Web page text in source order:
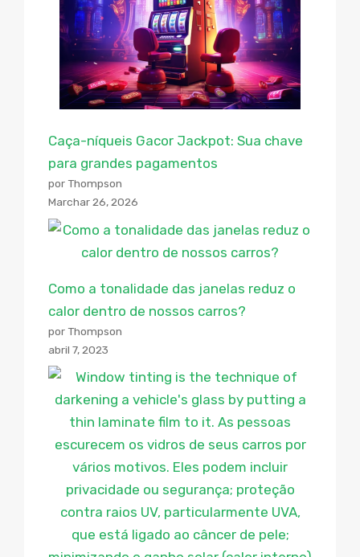
Caça-níqueis Gacor Jackpot: Sua chave
para grandes pagamentos
por Thompson
Marchar 26, 2026
Como a tonalidade das janelas reduz o
calor dentro de nossos carros?
por Thompson
abril 7, 2023